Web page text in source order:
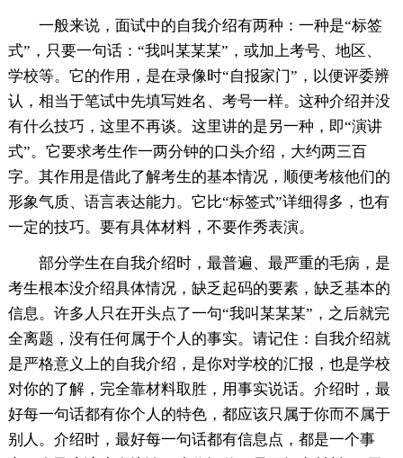
一般来说，面试中的自我介绍有两种：一种是“标签
式”，只要一句话：“我叫某某某”，或加上考号、地区、
学校等。它的作用，是在录像时“自报家门”，以便评委辨
认，相当于笔试中先填写姓名、考号一样。这种介绍并没
有什么技巧，这里不再谈。这里讲的是另一种，即“演讲
式”。它要求考生作一两分钟的口头介绍，大约两三百
字。其作用是借此了解考生的基本情况，顺便考核他们的
形象气质、语言表达能力。它比“标签式”详细得多，也有
一定的技巧。要有具体材料，不要作秀表演。
部分学生在自我介绍时，最普遍、最严重的毛病，是
考生根本没介绍具体情况，缺乏起码的要素，缺乏基本的
信息。许多人只在开头点了一句“我叫某某某”，之后就完
全离题，没有任何属于个人的事实。请记住：自我介绍就
是严格意义上的自我介绍，是你对学校的汇报，也是学校
对你的了解，完全靠材料取胜，用事实说话。介绍时，最
好每一句话都有你个人的特色，都应该只属于你而不属于
别人。介绍时，最好每一句话都有信息点，都是一个事